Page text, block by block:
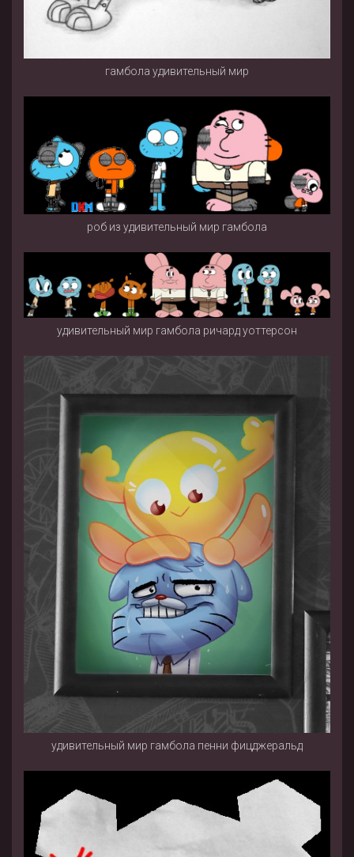
гамбола удивительный мир
роб из удивительный мир гамбола
удивительный мир гамбола ричард уоттерсон
удивительный мир гамбола пенни фицджеральд